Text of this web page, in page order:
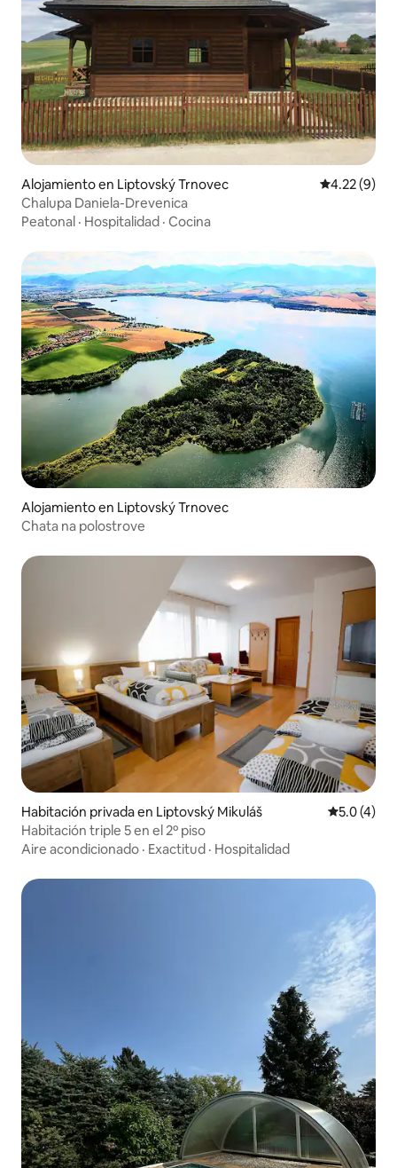
Alojamiento en Liptovský Trnovec Calificación
4.22 (9)
Chalupa Daniela-Drevenica
Peatonal · Hospitalidad · Cocina
Alojamiento en Liptovský Trnovec
Chata na polostrove
Habitación privada en Liptovský Mikuláš
5.0 (4)
Habitación triple 5 en el 2º piso
Aire acondicionado · Exactitud · Hospitalidad